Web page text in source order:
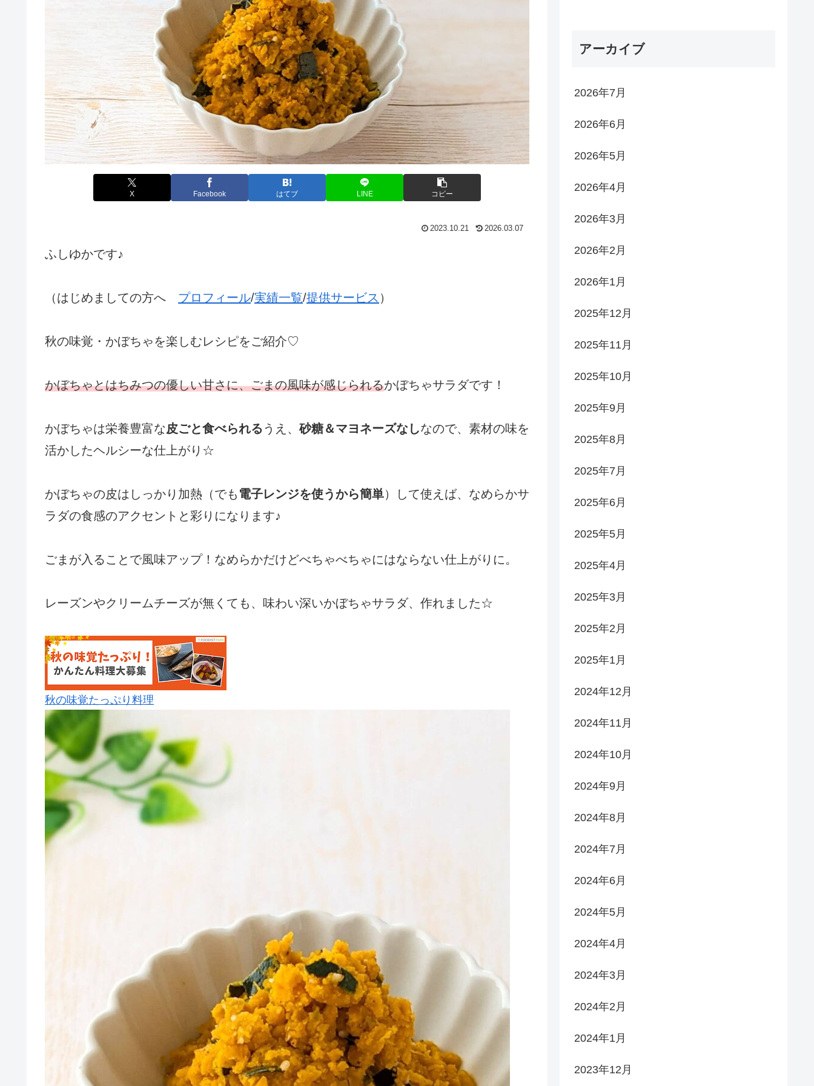
X Facebook はてブ LINE コピー
2023.10.21 2026.03.07
ふしゆかです♪
（はじめましての方へ プロフィール/実績一覧/提供サービス ）
秋の味覚・かぼちゃを楽しむレシピをご紹介♡
かぼちゃとはちみつの優しい甘さに、ごまの風味が感じられるかぼちゃサラダです！
かぼちゃは栄養豊富な皮ごと食べられる うえ、 砂糖＆マヨネーズなしなので、素材の味を
活かしたヘルシーな仕上がり☆
かぼちゃの皮はしっかり加熱（でも 電子レンジを使うから簡単）して使えば、なめらかサ
ラダの食感のアクセントと彩りになります♪
ごまが入ることで風味アップ！なめらかだけどべちゃべちゃにはならない仕上がりに。
レーズンやクリームチーズが無くても、味わい深いかぼちゃサラダ、作れました☆
秋の味覚たっぷり料理
アーカイブ
2026年7月
2026年6月
2026年5月
2026年4月
2026年3月
2026年2月
2026年1月
2025年12月
2025年11月
2025年10月
2025年9月
2025年8月
2025年7月
2025年6月
2025年5月
2025年4月
2025年3月
2025年2月
2025年1月
2024年12月
2024年11月
2024年10月
2024年9月
2024年8月
2024年7月
2024年6月
2024年5月
2024年4月
2024年3月
2024年2月
2024年1月
2023年12月